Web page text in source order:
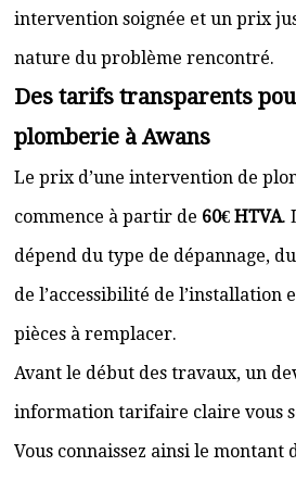
intervention soignée et un prix
nature du problème rencontré.
Des tarifs transparents
plomberie à Awans
Le prix d’une intervention de
commence à partir de 60€ HTVA.
dépend du type de dépannage,
de l’accessibilité de l’installation
pièces à remplacer.
Avant le début des travaux, un
information tarifaire claire vous
Vous connaissez ainsi le montant